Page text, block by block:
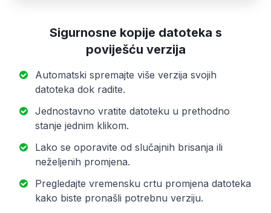
Sigurnosne kopije datoteka s
poviješću verzija
Automatski spremajte više verzija svojih
datoteka dok radite.
Jednostavno vratite datoteku u prethodno
stanje jednim klikom.
Lako se oporavite od slučajnih brisanja ili
neželjenih promjena.
Pregledajte vremensku crtu promjena datoteka
kako biste pronašli potrebnu verziju.